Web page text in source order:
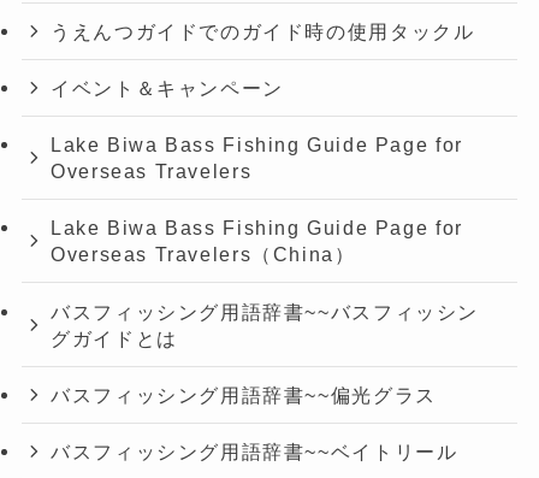
うえんつガイドでのガイド時の使用タックル
イベント＆キャンペーン
Lake Biwa Bass Fishing Guide Page for
Overseas Travelers
Lake Biwa Bass Fishing Guide Page for
Overseas Travelers（China）
バスフィッシング用語辞書~~バスフィッシン
グガイドとは
バスフィッシング用語辞書~~偏光グラス
バスフィッシング用語辞書~~ベイトリール